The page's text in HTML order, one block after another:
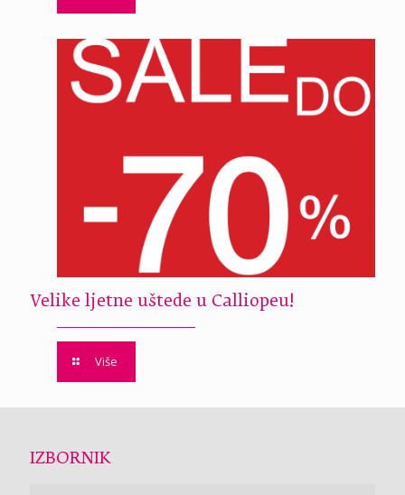
Velike ljetne uštede u Calliopeu!
Više
IZBORNIK